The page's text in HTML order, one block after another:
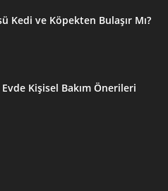
Kedi ve Köpekten Bulaşır Mı?
Kişisel Bakım Önerileri